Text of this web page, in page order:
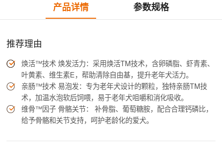
产品详情 参数规格
推荐理由
焕活™技术 焕发活力：采用焕活TM技术，含卵磷脂、虾青素、
叶黄素、维生素E，帮助清除自由基，提升老年犬活力。
亲肠™技术 易泡发：专为老年犬设计的颗粒，独特亲肠TM技
术，加温水泡软后饲喂，易于老年犬咀嚼和消化吸收。
维骨™因子 骨骼关节： 补骨脂、葡萄糖胺，配合合理钙磷比，
给予骨骼和关节支持，呵护老龄化的爱犬。